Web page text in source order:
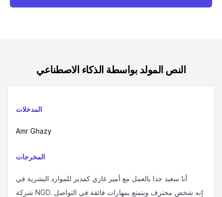
النص المولد بواسطة الذكاء الاصطناعي
المدخلات
Amr Ghazy
المخرجات
أنا سعيد جدا بالعمل مع أمير غازي كمدير للموارد البشرية في
شركة NGD. إنه شخص محترف ويتمتع بمهارات فائقة في التواصل